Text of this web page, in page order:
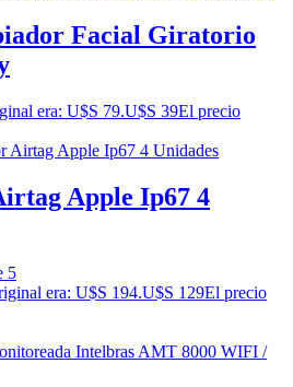
Facial Giratorio
era: U$S 79.U$S 39El precio
Apple Ip67 4
5
era: U$S 194.U$S 129El precio